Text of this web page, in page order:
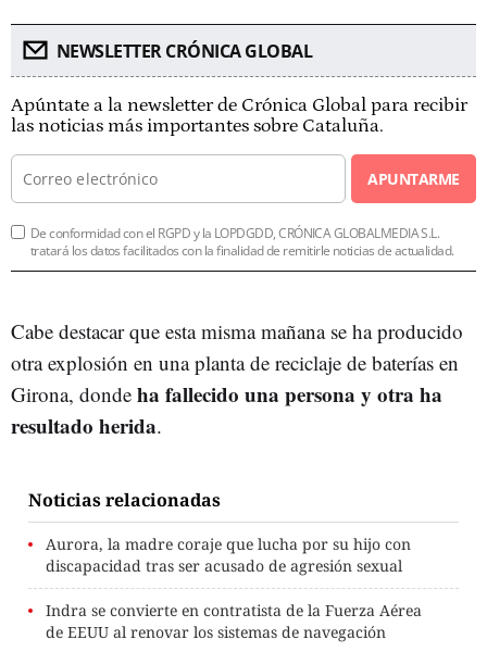
NEWSLETTER CRÓNICA GLOBAL
Apúntate a la newsletter de Crónica Global para recibir
las noticias más importantes sobre Cataluña.
APUNTARME
De conformidad con el RGPD y la LOPDGDD, CRÓNICA GLOBALMEDIA S.L.
tratará los datos facilitados con la finalidad de remitirle noticias de actualidad.
Cabe destacar que esta misma mañana se ha producido
otra explosión en una planta de reciclaje de baterías en
Girona, donde ha fallecido una persona y otra ha
resultado herida.
Noticias relacionadas
Aurora, la madre coraje que lucha por su hijo con
discapacidad tras ser acusado de agresión sexual
Indra se convierte en contratista de la Fuerza Aérea
de EEUU al renovar los sistemas de navegación